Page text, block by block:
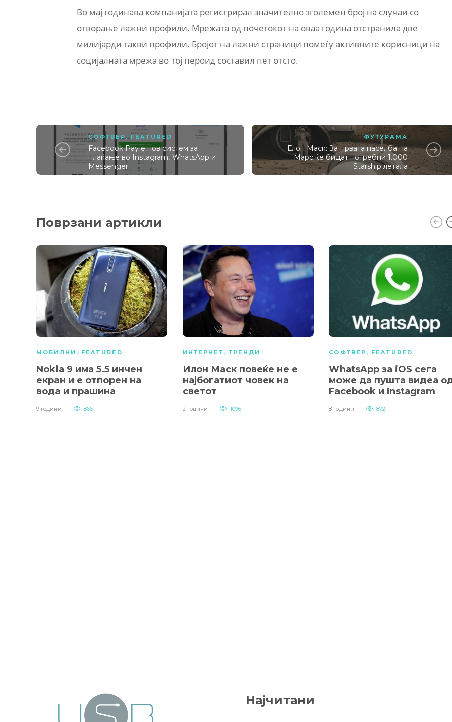
Во мај годинава компанијата регистрирал значително зголемен број на случаи со
отворање лажни профили. Мрежата од почетокот на оваа година отстранила две
милијарди такви профили. Бројот на лажни страници помеѓу активните корисници на
социјалната мрежа во тој пероид составил пет отсто.
СОФТВЕР,FEATURED
Facebook Pay е нов систем за
плаќање во Instagram, WhatsApp и
Messenger
ФУТУРАМА
Елон Маск: За првата населба на
Марс ќе бидат потребни 1.000
Starship летала
Поврзани артикли
МОБИЛНИ , FEATURED
Nokia 9 има 5.5 инчен
екран и е отпорен на
вода и прашина
9 години 866
ИНТЕРНЕТ, ТРЕНДИ
Илон Маск повеќе не е
најбогатиот човек на
светот
2 години 1096
СОФТВЕР , FEATURED
WhatsApp за iOS сега
може да пушта видеа
Facebook и Instagram
8 години 872
Најчитани